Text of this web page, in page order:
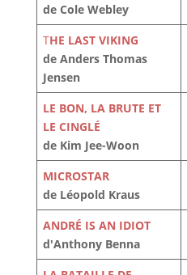
de Cole Webley
THE LAST VIKING
de Anders Thomas
Jensen
LE BON, LA BRUTE ET
LE CINGLÉ
de Kim Jee-Woon
MICROSTAR
de Léopold Kraus
ANDRÉ IS AN IDIOT
d'Anthony Benna